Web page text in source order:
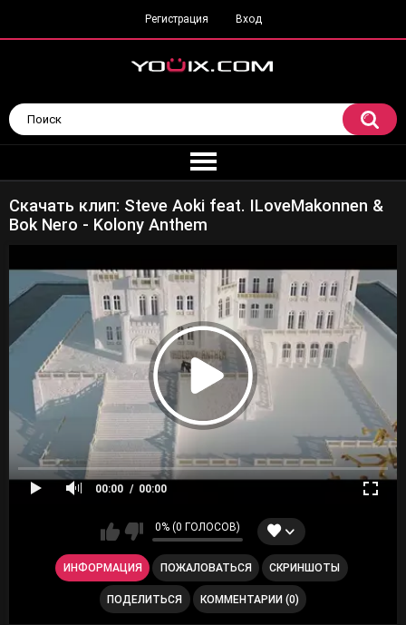
Регистрация Вход
Скачать клип: Steve Aoki feat. ILoveMakonnen &
Bok Nero - Kolony Anthem
00:00 00:00
0% (0 ГОЛОСОВ)
ИНФОРМАЦИЯ ПОЖАЛОВАТЬСЯ СКРИНШОТЫ
ПОДЕЛИТЬСЯ КОММЕНТАРИИ (0)